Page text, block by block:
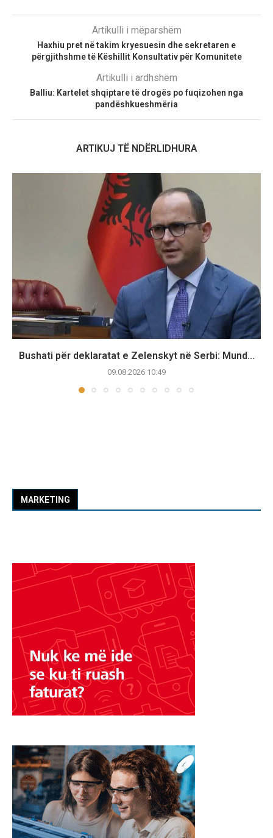
Artikulli i mëparshëm
Haxhiu pret në takim kryesuesin dhe sekretaren e
përgjithshme të Këshillit Konsultativ për Komunitete
Artikulli i ardhshëm
Balliu: Kartelet shqiptare të drogës po fuqizohen nga
pandëshkueshmëria
ARTIKUJ TË NDËRLIDHURA
Bushati për deklaratat e Zelenskyt në Serbi: Mund...
09.08.2026 10:49
MARKETING